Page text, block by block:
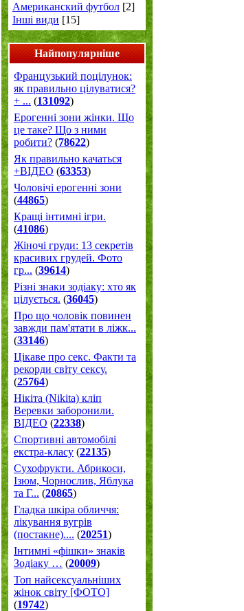
Американский футбол [2]
Інші види [15]
Найпопулярніше
Французький поцілунок:
як правильно цілуватися?
+ ... (131092)
Ерогенні зони жінки. Що
це таке? Що з ними
робити? (78622)
Як правильно качаться
+ВІДЕО (63353)
Чоловічі ерогенні зони
(44865)
Кращі інтимні ігри.
(41086)
Жіночі груди: 13 секретів
красивих грудей. Фото
гр... (39614)
Різні знаки зодіаку: хто як
цілується. (36045)
Про що чоловік повинен
завжди пам'ятати в ліжк...
(33146)
Цікаве про секс. Факти та
рекорди світу сексу.
(25764)
Нікіта (Nikita) кліп
Веревки заборонили.
ВІДЕО (22338)
Спортивні автомобілі
екстра-класу (22135)
Cухофрукти. Абрикоси,
Ізюм, Чорнослив, Яблука
та Г... (20865)
Гладка шкіра обличчя:
лікування вугрів
(постакне).... (20251)
Інтимні «фішки» знаків
Зодіаку … (20009)
Топ найсексуальніших
жінок світу [ФОТО]
(19742)